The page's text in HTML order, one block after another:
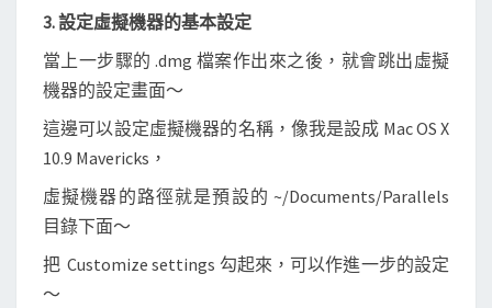
3. 設定虛擬機器的基本設定
當上一步驟的 .dmg 檔案作出來之後，就會跳出虛擬
機器的設定畫面～
這邊可以設定虛擬機器的名稱，像我是設成 Mac OS X
10.9 Mavericks，
虛擬機器的路徑就是預設的 ~/Documents/Parallels
目錄下面～
把 Customize settings 勾起來，可以作進一步的設定
～